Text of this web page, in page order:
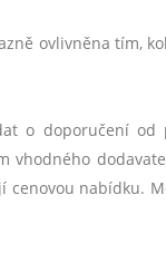
ovlivněna tím,
o doporučení
vhodného
cenovou nabídku.